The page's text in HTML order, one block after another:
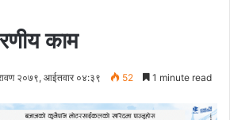
काम
२०७९, आईतवार ०४:३९ 52 1 minute read